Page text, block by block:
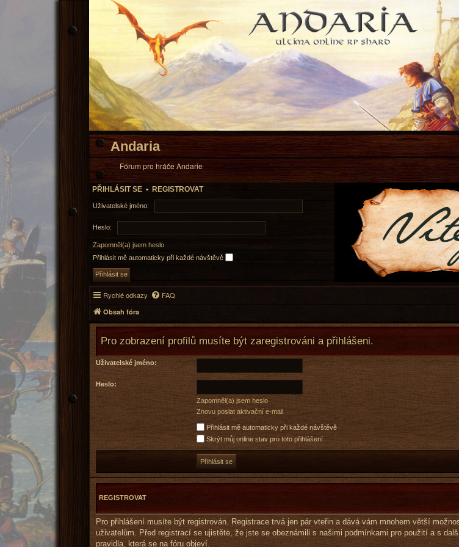
Andaria
Fórum pro hráče Andarie
PŘIHLÁSIT SE • REGISTROVAT
Uživatelské jméno:
Heslo:
Zapomněl(a) jsem heslo
Přihlásit mě automaticky při každé návštěvě
Rychlé odkazy FAQ
Obsah fóra
Pro zobrazení profilů musíte být zaregistrováni a přihlášeni.
Uživatelské jméno:
Heslo:
Zapomněl(a) jsem heslo
Znovu poslat aktivační e-mail
Přihlásit mě automaticky při každé návštěvě
Skrýt můj online stav pro toto přihlášení
REGISTROVAT
Pro přihlášení musíte být registrován. Registrace trvá jen pár vteřin a dává vám mnohem větší
uživatelům. Před registrací se ujistěte, že jste se obeznámili s našimi podmínkami pro použití a s
pravidla, která se na fóru objeví.